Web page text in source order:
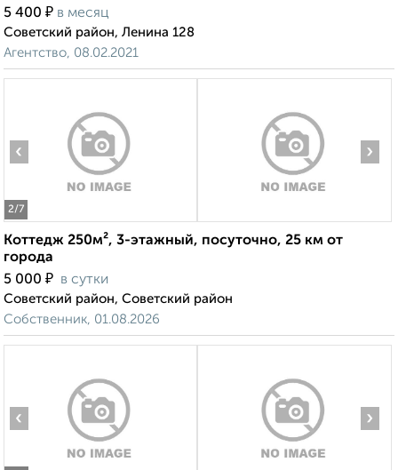
5 400 ₽ в месяц
Советский район, Ленина 128
Агентство, 08.02.2021
2/7
‹ ›
Коттедж 250м², 3-этажный, посуточно, 25 км от
города
5 000 ₽ в сутки
Советский район, Советский район
Собственник, 01.08.2026
‹ ›